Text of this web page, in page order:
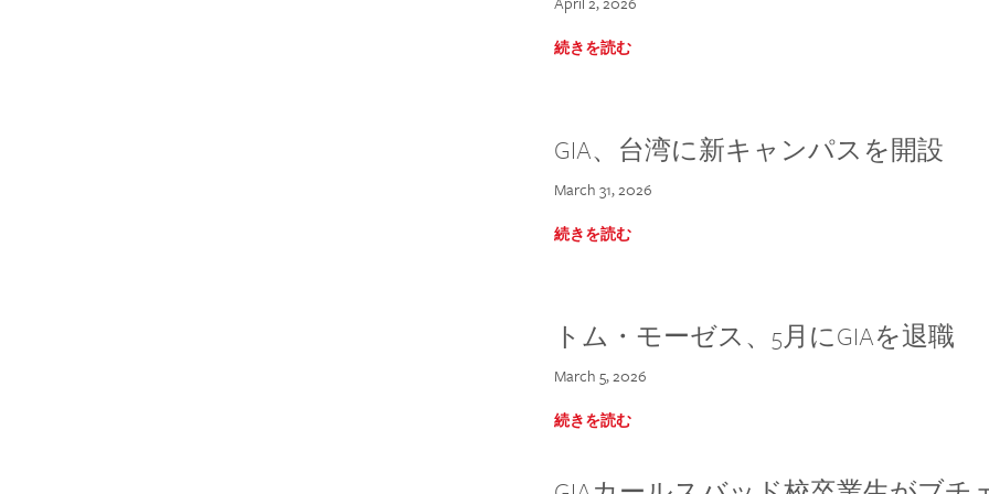
続きを読む
GIA、台湾に新キャンパスを開設
March 31, 2026
続きを読む
トム・モーゼス、5月にGIAを退職
March 5, 2026
続きを読む